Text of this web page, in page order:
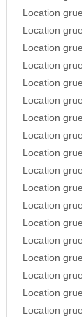
Location
Location
Location
Location
Location
Location
Location
Location
Location
Location
Location
Location
Location
Location
Location
Location
Location
Location